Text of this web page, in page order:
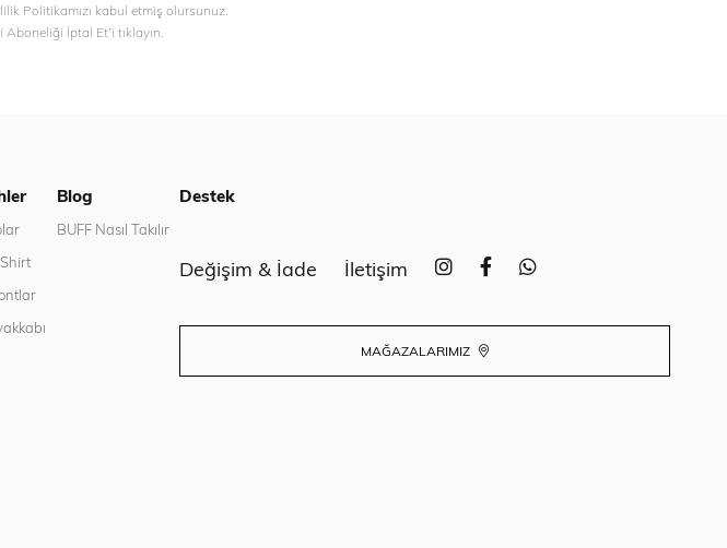
Politikamızı kabul etmiş olursunuz.
İptal Et’i tıklayın.
Blog
BUFF Nasıl Takılır
Destek
Değişim & İade İletişim
MAĞAZALARIMIZ